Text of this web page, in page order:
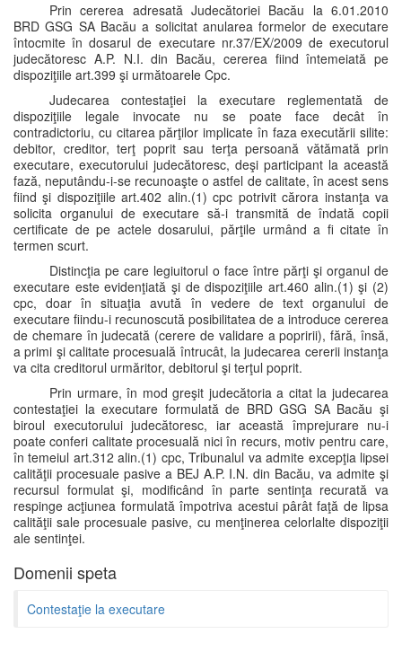
Prin cererea adresată Judecătoriei Bacău la 6.01.2010
BRD GSG SA Bacău a solicitat anularea formelor de executare
întocmite în dosarul de executare nr.37/EX/2009 de executorul
judecătoresc A.P. N.I. din Bacău, cererea fiind întemeiată pe
dispoziţiile art.399 şi următoarele Cpc.
Judecarea contestaţiei la executare reglementată de
dispoziţiile legale invocate nu se poate face decât în
contradictoriu, cu citarea părţilor implicate în faza executării silite:
debitor, creditor, terţ poprit sau terţa persoană vătămată prin
executare, executorului judecătoresc, deşi participant la această
fază, neputându-i-se recunoaşte o astfel de calitate, în acest sens
fiind şi dispoziţiile art.402 alin.(1) cpc potrivit cărora instanţa va
solicita organului de executare să-i transmită de îndată copii
certificate de pe actele dosarului, părţile urmând a fi citate în
termen scurt.
Distincţia pe care legiuitorul o face între părţi şi organul de
executare este evidenţiată şi de dispoziţiile art.460 alin.(1) şi (2)
cpc, doar în situaţia avută în vedere de text organului de
executare fiindu-i recunoscută posibilitatea de a introduce cererea
de chemare în judecată (cerere de validare a popririi), fără, însă,
a primi şi calitate procesuală întrucât, la judecarea cererii instanţa
va cita creditorul urmăritor, debitorul şi terţul poprit.
Prin urmare, în mod greşit judecătoria a citat la judecarea
contestaţiei la executare formulată de BRD GSG SA Bacău şi
biroul executorului judecătoresc, iar această împrejurare nu-i
poate conferi calitate procesuală nici în recurs, motiv pentru care,
în temeiul art.312 alin.(1) cpc, Tribunalul va admite excepţia lipsei
calităţii procesuale pasive a BEJ A.P. I.N. din Bacău, va admite şi
recursul formulat şi, modificând în parte sentinţa recurată va
respinge acţiunea formulată împotriva acestui pârât faţă de lipsa
calităţii sale procesuale pasive, cu menţinerea celorlalte dispoziţii
ale sentinţei.
Domenii speta
Contestaţie la executare